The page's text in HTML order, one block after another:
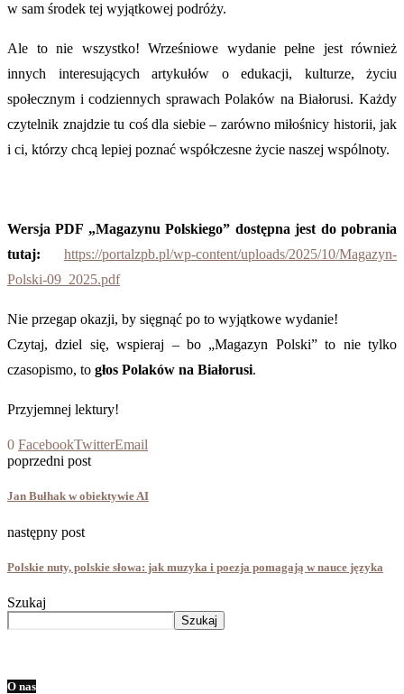
w sam środek tej wyjątkowej podróży.
Ale to nie wszystko! Wrześniowe wydanie pełne jest również
innych interesujących artykułów o edukacji, kulturze, życiu
społecznym i codziennych sprawach Polaków na Białorusi. Każdy
czytelnik znajdzie tu coś dla siebie – zarówno miłośnicy historii, jak
i ci, którzy chcą lepiej poznać współczesne życie naszej wspólnoty.
Wersja PDF „Magazynu Polskiego” dostępna jest do pobrania
tutaj:
https://portalzpb.pl/wp-content/uploads/2025/10/Magazyn-
Polski-09_2025.pdf
Nie przegap okazji, by sięgnąć po to wyjątkowe wydanie!
Czytaj, dziel się, wspieraj – bo „Magazyn Polski” to nie tylko
czasopismo, to głos Polaków na Białorusi.
Przyjemnej lektury!
0 FacebookTwitterEmail
poprzedni post
Jan Bułhak w obiektywie AI
następny post
Polskie nuty, polskie słowa: jak muzyka i poezja pomagają w nauce języka
Szukaj
Szukaj
O nas